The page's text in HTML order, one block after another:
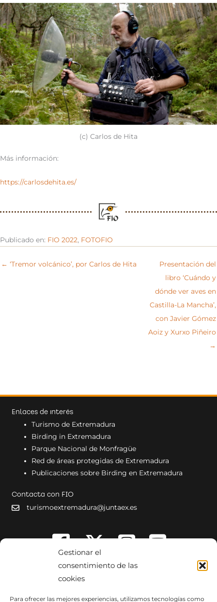
Gestionar el
consentimiento de las
cookies
Para ofrecer las mejores experiencias, utilizamos tecnologías como
(c) Carlos de Hita
Más información:
https://carlosdehita.es/
Publicado en: FIO 2022, FOTOFIO
← ‘Tremor volcánico’, por Carlos de Hita
Presentación del
libro ‘Cuándo y
dónde ver aves en
Castilla-La Mancha’,
con Javier Gómez
Aoiz y Xurxo Piñeiro
→
Enlaces de interés
Turismo de Extremadura
Birding in Extremadura
Parque Nacional de Monfragüe
Red de áreas protegidas de Extremadura
Publicaciones sobre Birding en Extremadura
Contacta con FIO
turismoextremadura@juntaex.es